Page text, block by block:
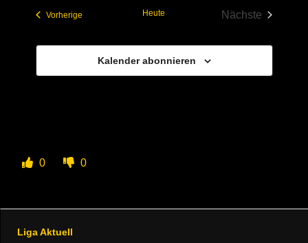
VorherigeVeranstaltungen Heute
Nächste
Kalender abonnieren
0 0
Liga Aktuell